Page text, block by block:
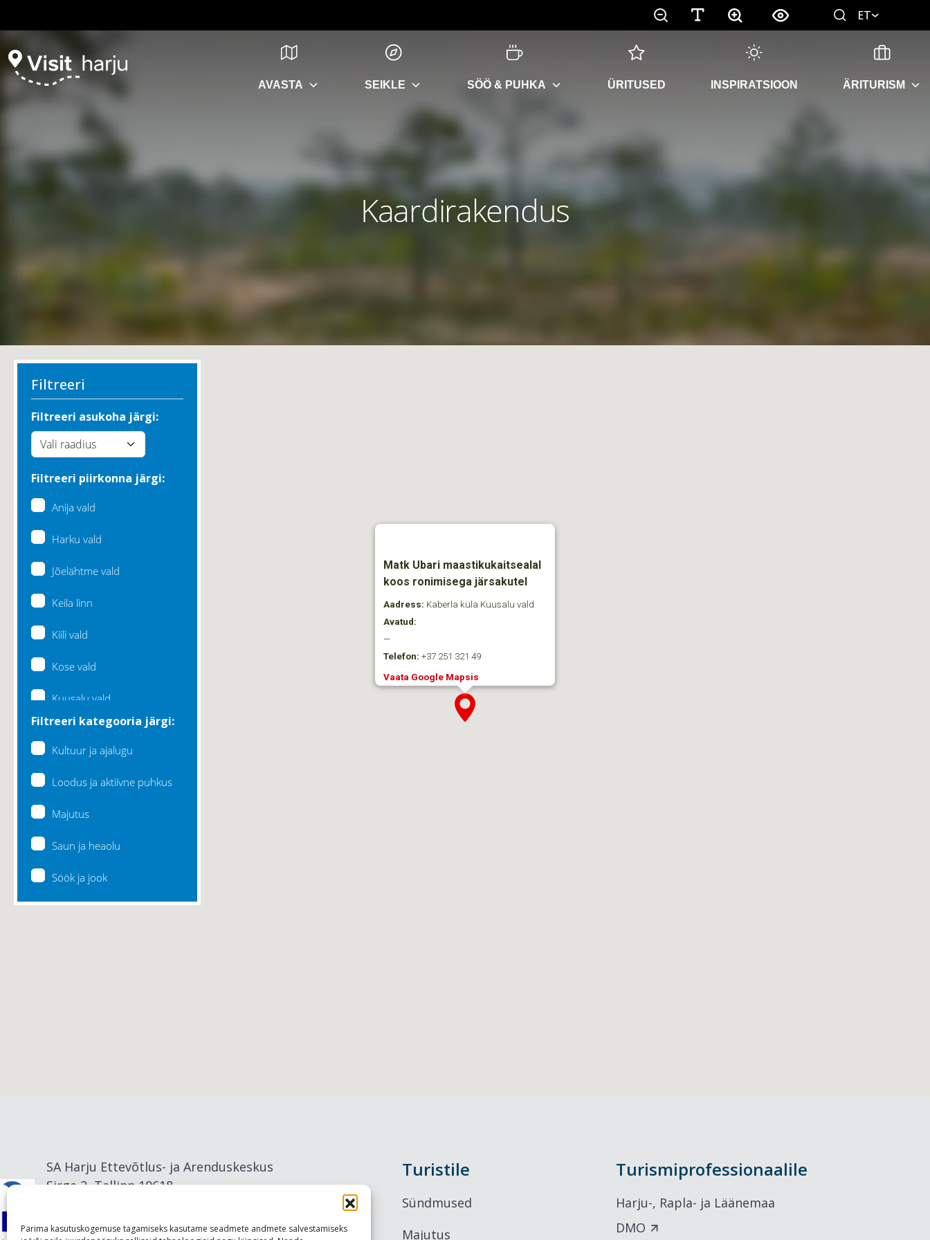
Parima kasutuskogemuse tagamiseks kasutame seadmete andmete salvestamiseks
ET
AVASTA SEIKLE SÖÖ & PUHKA ÜRITUSED INSPIRATSIOON ÄRITURISM
Kaardirakendus
Filtreeri
Filtreeri asukoha järgi:
Filtreeri piirkonna järgi:
Anija vald
Harku vald
Jõelähtme vald
Keila linn
Kiili vald
Kose vald
Kuusalu vald
Lääne-Harju vald
Filtreeri kategooria järgi:
Kultuur ja ajalugu
Loodus ja aktiivne puhkus
Majutus
Saun ja heaolu
Söök ja jook
Matk Ubari maastikukaitsealal
koos ronimisega järsakutel
Aadress: Kaberla küla Kuusalu vald
Avatud:
—
Telefon: +37 251 321 49
Vaata Google Mapsis
SA Harju Ettevõtlus- ja Arenduskeskus
Sirge 2, Tallinn 10618
Turistile
Sündmused
Majutus
Turismiprofessionaalile
Harju-, Rapla- ja Läänemaa
DMO